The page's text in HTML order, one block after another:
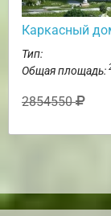
Каркасный
Тип:
Общая площадь:
2854550